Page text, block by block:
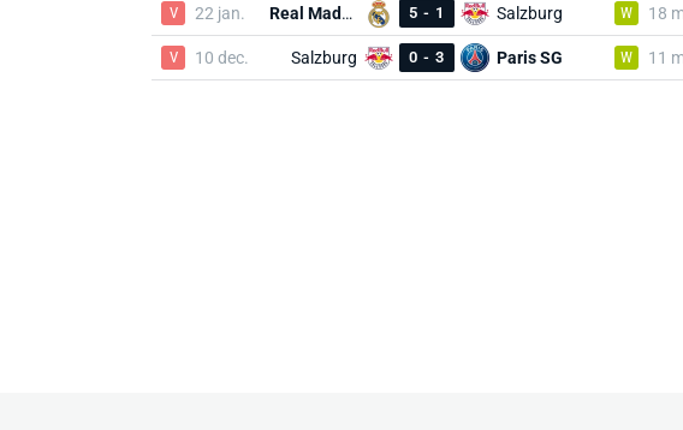
V 22 jan. Real Madrid 5 - 1 Salzburg
V 10 dec. Salzburg 0 - 3 Paris SG
W 18
W 11